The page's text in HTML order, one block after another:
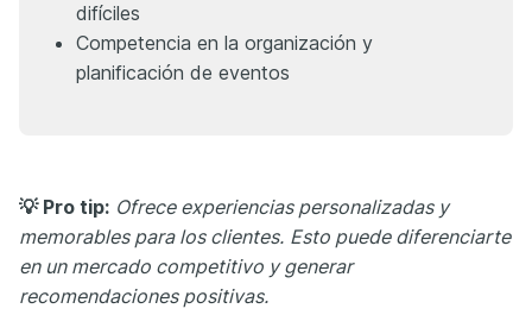
difíciles
Competencia en la organización y
planificación de eventos
💡 Pro tip: Ofrece experiencias personalizadas y
memorables para los clientes. Esto puede diferenciarte
en un mercado competitivo y generar
recomendaciones positivas.